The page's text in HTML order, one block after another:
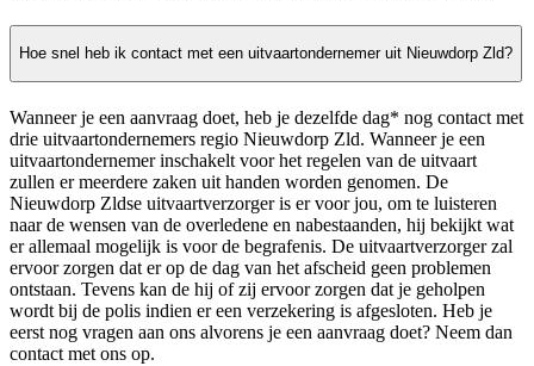
Hoe snel heb ik contact met een uitvaartondernemer uit Nieuwdorp Zld?
Wanneer je een aanvraag doet, heb je dezelfde dag* nog contact met
drie uitvaartondernemers regio Nieuwdorp Zld. Wanneer je een
uitvaartondernemer inschakelt voor het regelen van de uitvaart
zullen er meerdere zaken uit handen worden genomen. De
Nieuwdorp Zldse uitvaartverzorger is er voor jou, om te luisteren
naar de wensen van de overledene en nabestaanden, hij bekijkt wat
er allemaal mogelijk is voor de begrafenis. De uitvaartverzorger zal
ervoor zorgen dat er op de dag van het afscheid geen problemen
ontstaan. Tevens kan de hij of zij ervoor zorgen dat je geholpen
wordt bij de polis indien er een verzekering is afgesloten. Heb je
eerst nog vragen aan ons alvorens je een aanvraag doet? Neem dan
contact met ons op.